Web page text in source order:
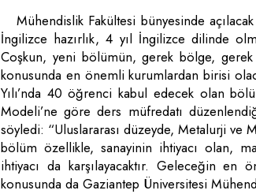
Mühendislik Fakültesi bünyesinde
İngilizce hazırlık, 4 yıl İngilizce dilinde
Coşkun, yeni bölümün, gerek bölge,
konusunda en önemli kurumlardan birisi
Yılı’nda 40 öğrenci kabul edecek olan
Modeli’ne göre ders müfredatı
söyledi: “Uluslararası düzeyde, Metalurji
bölüm özellikle, sanayinin ihtiyacı olan,
ihtiyacı da karşılayacaktır. Geleceğin
konusunda da Gaziantep Üniversitesi